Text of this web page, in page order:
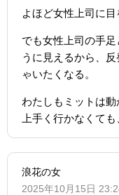
よほど女性上司に目
でも女性上司の手
うに見えるから、
ゃいたくなる。
わたしもミットは動
上手く行かなくて
浪花の女
2025年10月15日